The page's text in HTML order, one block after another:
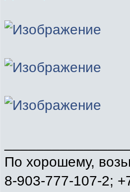
По хорошему,
8-903-777-107-2;